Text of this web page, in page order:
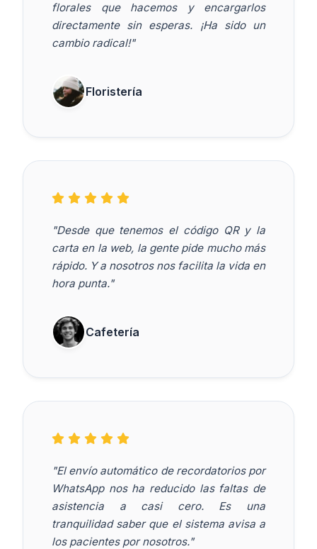
florales que hacemos y encargarlos
directamente sin esperas. ¡Ha sido un
cambio radical!"
Floristería
"Desde que tenemos el código QR y la
carta en la web, la gente pide mucho más
rápido. Y a nosotros nos facilita la vida en
hora punta."
Cafetería
"El envío automático de recordatorios por
WhatsApp nos ha reducido las faltas de
asistencia a casi cero. Es una
tranquilidad saber que el sistema avisa a
los pacientes por nosotros."